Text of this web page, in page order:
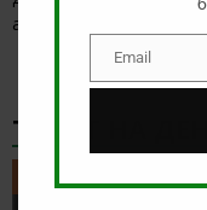
анализираме дуелот
ТИКЕТ НА
EmailEmail